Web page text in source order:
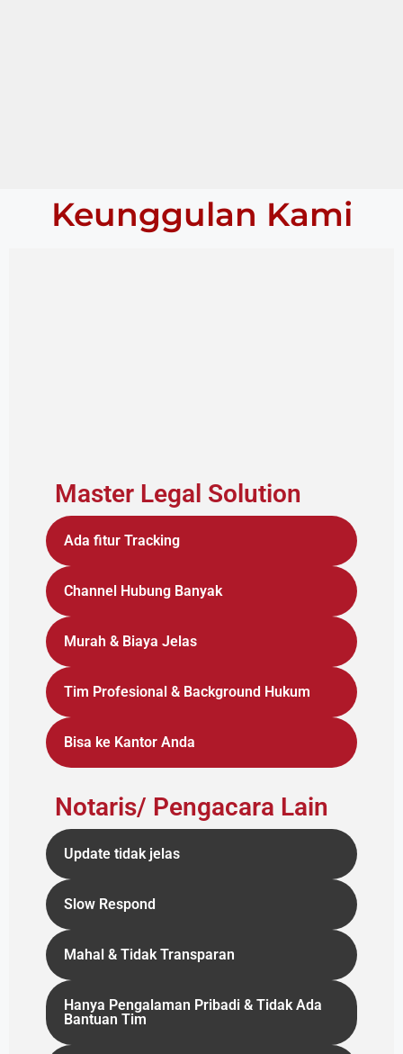
Keunggulan Kami
Master Legal Solution
Ada fitur Tracking
Channel Hubung Banyak
Murah & Biaya Jelas
Tim Profesional & Background Hukum
Bisa ke Kantor Anda
Notaris/ Pengacara Lain
Update tidak jelas
Slow Respond
Mahal & Tidak Transparan
Hanya Pengalaman Pribadi & Tidak Ada
Bantuan Tim